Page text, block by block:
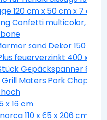
120 cm x 50 cm x 7 cm,
Confetti multicolor, 180
sand Dekor 150 x
feuerverzinkt 400 x 160
Gepäckspanner 8
Maters Pork Chop 3
x 16 cm
110 x 65 x 206 cm